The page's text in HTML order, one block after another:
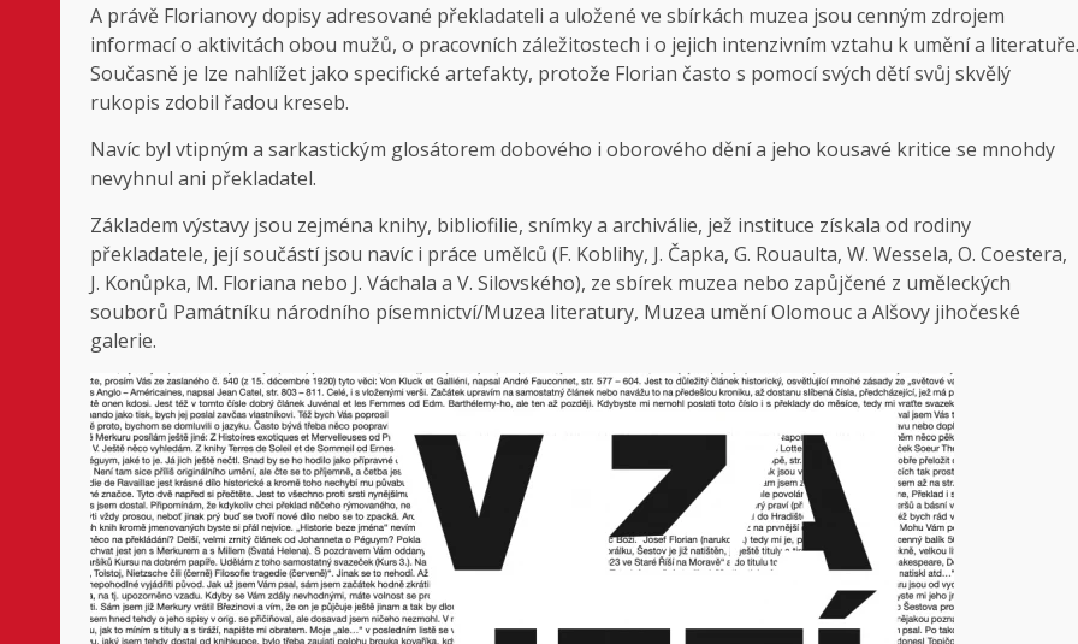
A právě Florianovy dopisy adresované překladateli a uložené ve sbírkách muzea jsou cenným zdrojem
informací o aktivitách obou mužů, o pracovních záležitostech i o jejich intenzivním vztahu k umění a literatuře.
Současně je lze nahlížet jako specifické artefakty, protože Florian často s pomocí svých dětí svůj skvělý
rukopis zdobil řadou kreseb.
Navíc byl vtipným a sarkastickým glosátorem dobového i oborového dění a jeho kousavé kritice se mnohdy
nevyhnul ani překladatel.
Základem výstavy jsou zejména knihy, bibliofilie, snímky a archiválie, jež instituce získala od rodiny
překladatele, její součástí jsou navíc i práce umělců (F. Koblihy, J. Čapka, G. Rouaulta, W. Wessela, O. Coestera,
J. Konůpka, M. Floriana nebo J. Váchala a V. Silovského), ze sbírek muzea nebo zapůjčené z uměleckých
souborů Památníku národního písemnictví/Muzea literatury, Muzea umění Olomouc a Alšovy jihočeské
galerie.